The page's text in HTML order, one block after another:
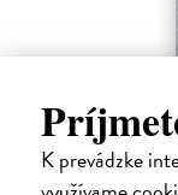
K prevádzke
Pád
Tolkien J.R.R.|
Legenda o páde
sveta. Zlo